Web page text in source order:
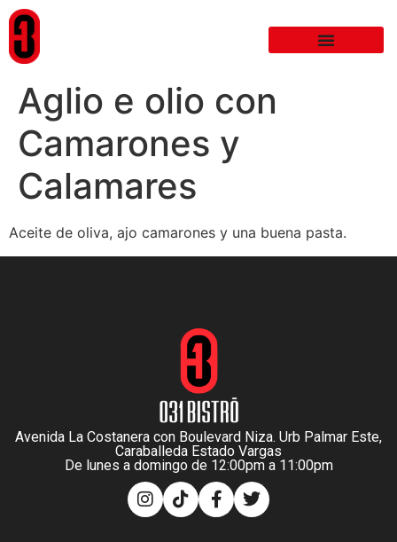
Aglio e olio con
Camarones y
Calamares
Aceite de oliva, ajo camarones y una buena pasta.
Avenida La Costanera con Boulevard Niza. Urb Palmar Este,
Caraballeda Estado Vargas
De lunes a domingo de 12:00pm a 11:00pm